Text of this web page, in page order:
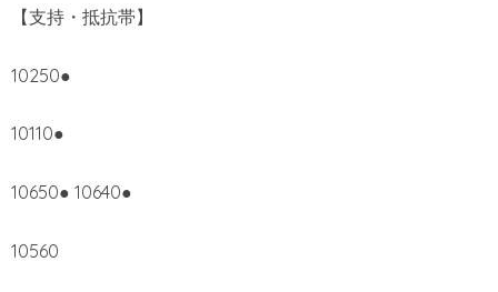
【支持・抵抗帯】
10250●
10110●
10650● 10640●
10560